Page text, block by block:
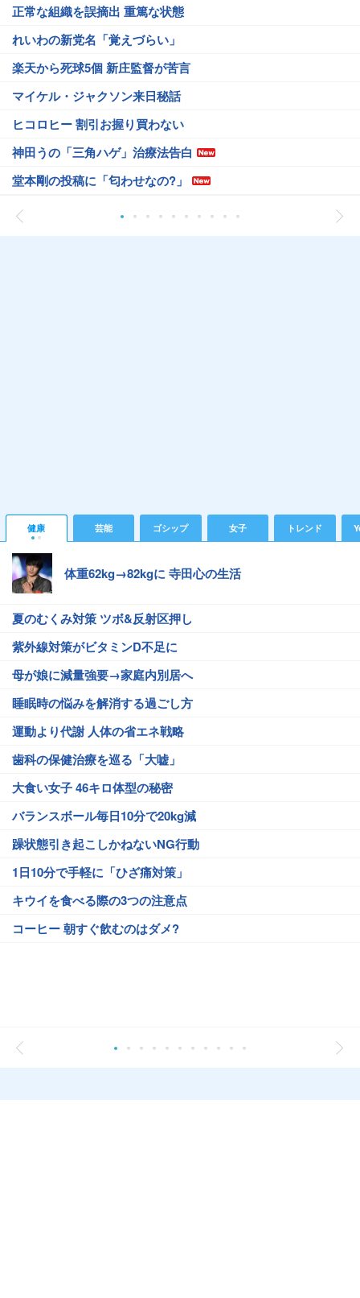
正常な組織を誤摘出 重篤な状態
れいわの新党名「覚えづらい」
楽天から死球5個 新庄監督が苦言
マイケル・ジャクソン来日秘話
ヒコロヒー 割引お握り買わない
神田うの「三角ハゲ」治療法告白
堂本剛の投稿に「匂わせなの?」
健康 芸能 ゴシップ 女子 トレンド
体重62kg→82kgに 寺田心の生活
夏のむくみ対策 ツボ&反射区押し
紫外線対策がビタミンD不足に
母が娘に減量強要→家庭内別居へ
睡眠時の悩みを解消する過ごし方
運動より代謝 人体の省エネ戦略
歯科の保健治療を巡る「大嘘」
大食い女子 46キロ体型の秘密
バランスボール毎日10分で20kg減
躁状態引き起こしかねないNG行動
1日10分で手軽に「ひざ痛対策」
キウイを食べる際の3つの注意点
コーヒー 朝すぐ飲むのはダメ?